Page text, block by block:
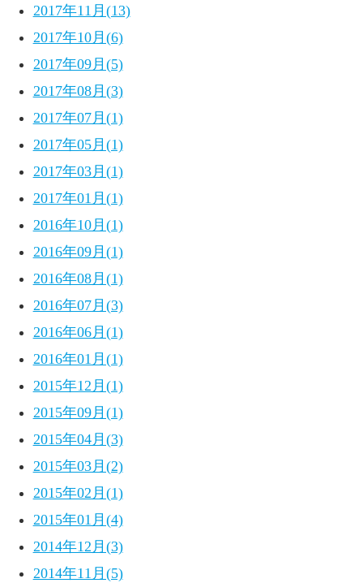
2017年11月(13)
2017年10月(6)
2017年09月(5)
2017年08月(3)
2017年07月(1)
2017年05月(1)
2017年03月(1)
2017年01月(1)
2016年10月(1)
2016年09月(1)
2016年08月(1)
2016年07月(3)
2016年06月(1)
2016年01月(1)
2015年12月(1)
2015年09月(1)
2015年04月(3)
2015年03月(2)
2015年02月(1)
2015年01月(4)
2014年12月(3)
2014年11月(5)